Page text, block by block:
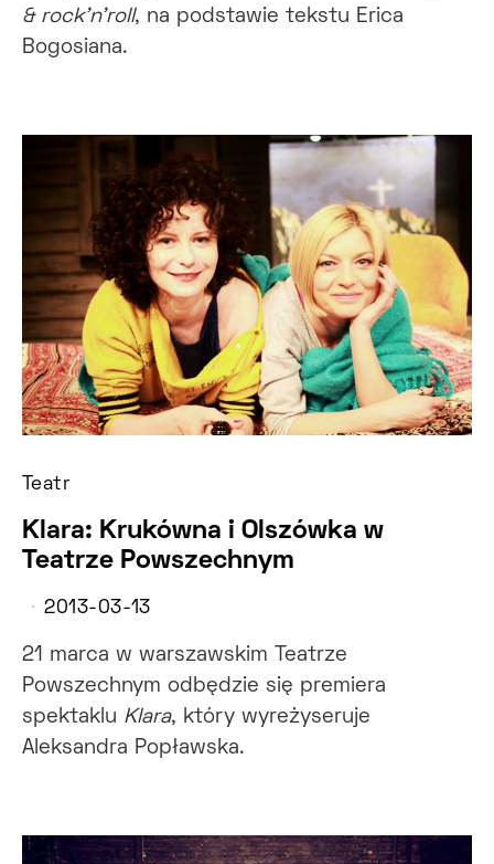
& rock’n’roll, na podstawie tekstu Erica
Bogosiana.
Teatr
Klara: Krukówna i Olszówka w
Teatrze Powszechnym
2013-03-13
21 marca w warszawskim Teatrze
Powszechnym odbędzie się premiera
spektaklu Klara, który wyreżyseruje
Aleksandra Popławska.